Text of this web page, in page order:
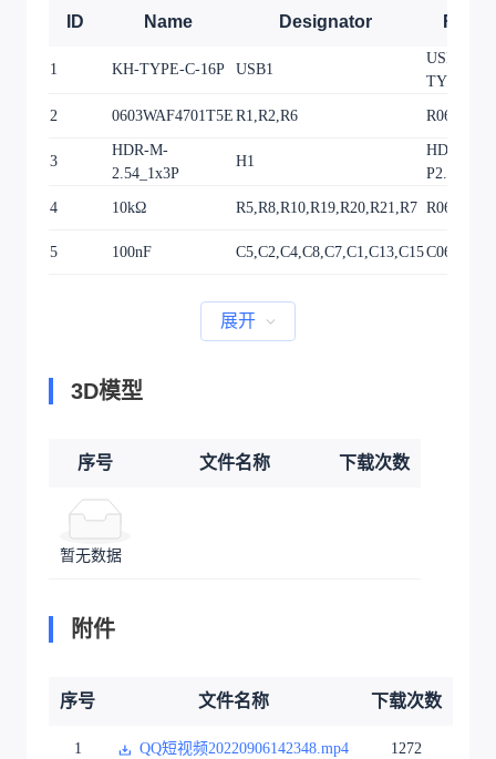
ID Name Designator
1 KH-TYPE-C-16P USB1
USB-C-
TYPE-C-
2 0603WAF4701T5E R1,R2,R6 R0603
3
HDR-M-
2.54_1x3P
H1
HDR-
P2.54-V-M
4 10kΩ R5,R8,R10,R19,R20,R21,R7 R0603
5 100nF C5,C2,C4,C8,C7,C1,C13,C15C0603
展开
3D模型
序号 文件名称 下载次数
暂无数据
附件
序号 文件名称 下载次数
1 QQ短视频20220906142348.mp4 1272